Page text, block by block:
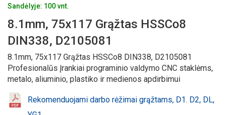
Sandėlyje: 100 vnt.
8.1mm, 75x117 Grąžtas HSSCo8
DIN338, D2105081
8.1mm, 75x117 Grąžtas HSSCo8 DIN338, D2105081
Profesionalūs Įrankiai programinio valdymo CNC staklėms,
metalo, aliuminio, plastiko ir medienos apdirbimui
Rekomenduojami darbo rėžimai grąžtams, D1. D2, DL,